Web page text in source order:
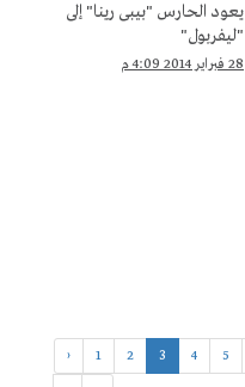
يعود الحارس "بيبى رينا" إلى
"ليفربول"
28 فبراير 2014 4:09 م
‹ 1 2 3 4 5